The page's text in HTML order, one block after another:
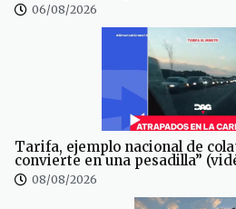
06/08/2026
Tarifa, ejemplo nacional de
convierte en una pesadilla”
08/08/2026